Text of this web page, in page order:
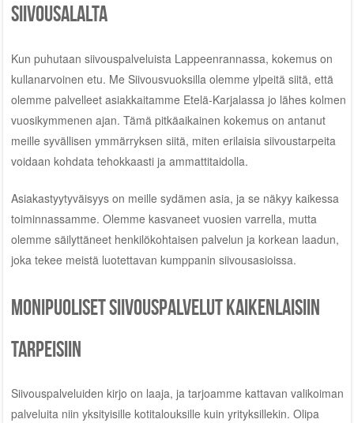
siivousalalta
Kun puhutaan siivouspalveluista Lappeenrannassa, kokemus on
kullanarvoinen etu. Me Siivousvuoksilla olemme ylpeitä siitä, että
olemme palvelleet asiakkaitamme Etelä-Karjalassa jo lähes kolmen
vuosikymmenen ajan. Tämä pitkäaikainen kokemus on antanut
meille syvällisen ymmärryksen siitä, miten erilaisia siivoustarpeita
voidaan kohdata tehokkaasti ja ammattitaidolla.
Asiakastyytyväisyys on meille sydämen asia, ja se näkyy kaikessa
toiminnassamme. Olemme kasvaneet vuosien varrella, mutta
olemme säilyttäneet henkilökohtaisen palvelun ja korkean laadun,
joka tekee meistä luotettavan kumppanin siivousasioissa.
Monipuoliset siivouspalvelut kaikenlaisiin
tarpeisiin
Siivouspalveluiden kirjo on laaja, ja tarjoamme kattavan valikoiman
palveluita niin yksityisille kotitalouksille kuin yrityksillekin. Olipa